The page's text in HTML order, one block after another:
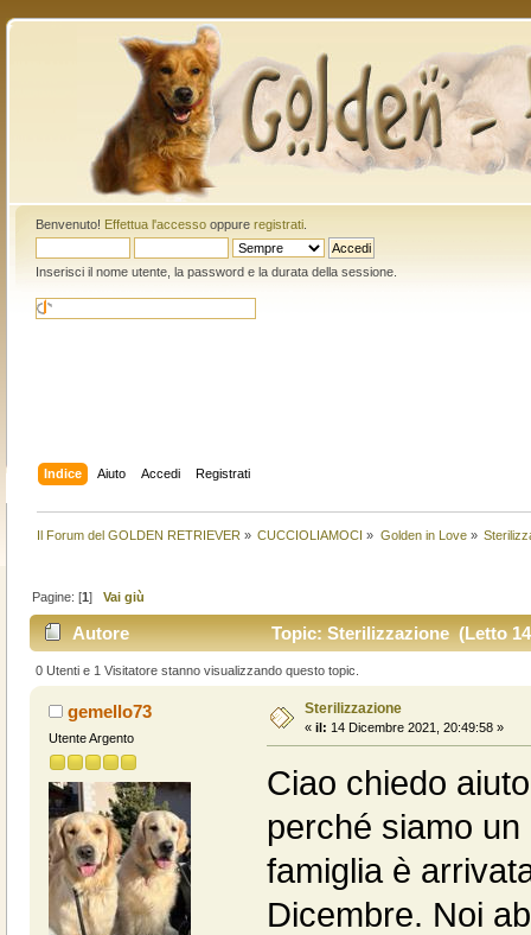
Benvenuto! Effettua l'accessooppure registrati.
Inserisci il nome utente, la password e la durata della sessione.
Indice Aiuto Accedi Registrati
Il Forum del GOLDEN RETRIEVER » CUCCIOLIAMOCI » Golden in Love»
Pagine: [1]Vai giù
Autore Topic: Sterilizzazione (Letto
0 Utenti e 1 Visitatore stanno visualizzando questo topic.
gemello73
Utente Argento
Sterilizzazione
« il: 14 Dicembre 2021, 20:49:58 »
Ciao chiedo
perché siamo un
famiglia è
Dicembre. Noi